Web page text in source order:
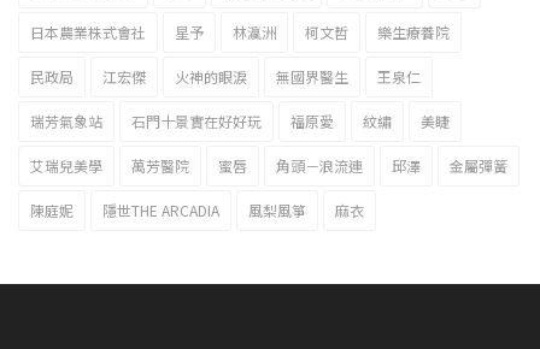
日本農業株式會社 星予 林瀛洲 柯文哲 樂生療養院
民政局 江宏傑 火神的眼淚 無國界醫生 王泉仁
瑞芳氣象站 石門十景實在好好玩 福原愛 紋繡 美睫
艾瑞兒美學 萬芳醫院 蜜唇 角頭－浪流連 邱澤 金屬彈簧
陳庭妮 隱世THE ARCADIA 風梨風箏 麻衣